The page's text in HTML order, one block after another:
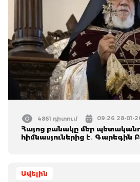
4861 դիտում 09:26 28-01-
Հայոց բանակը մեր
հիմնասյուներից է․ Գարեգին Բ
Ավելին